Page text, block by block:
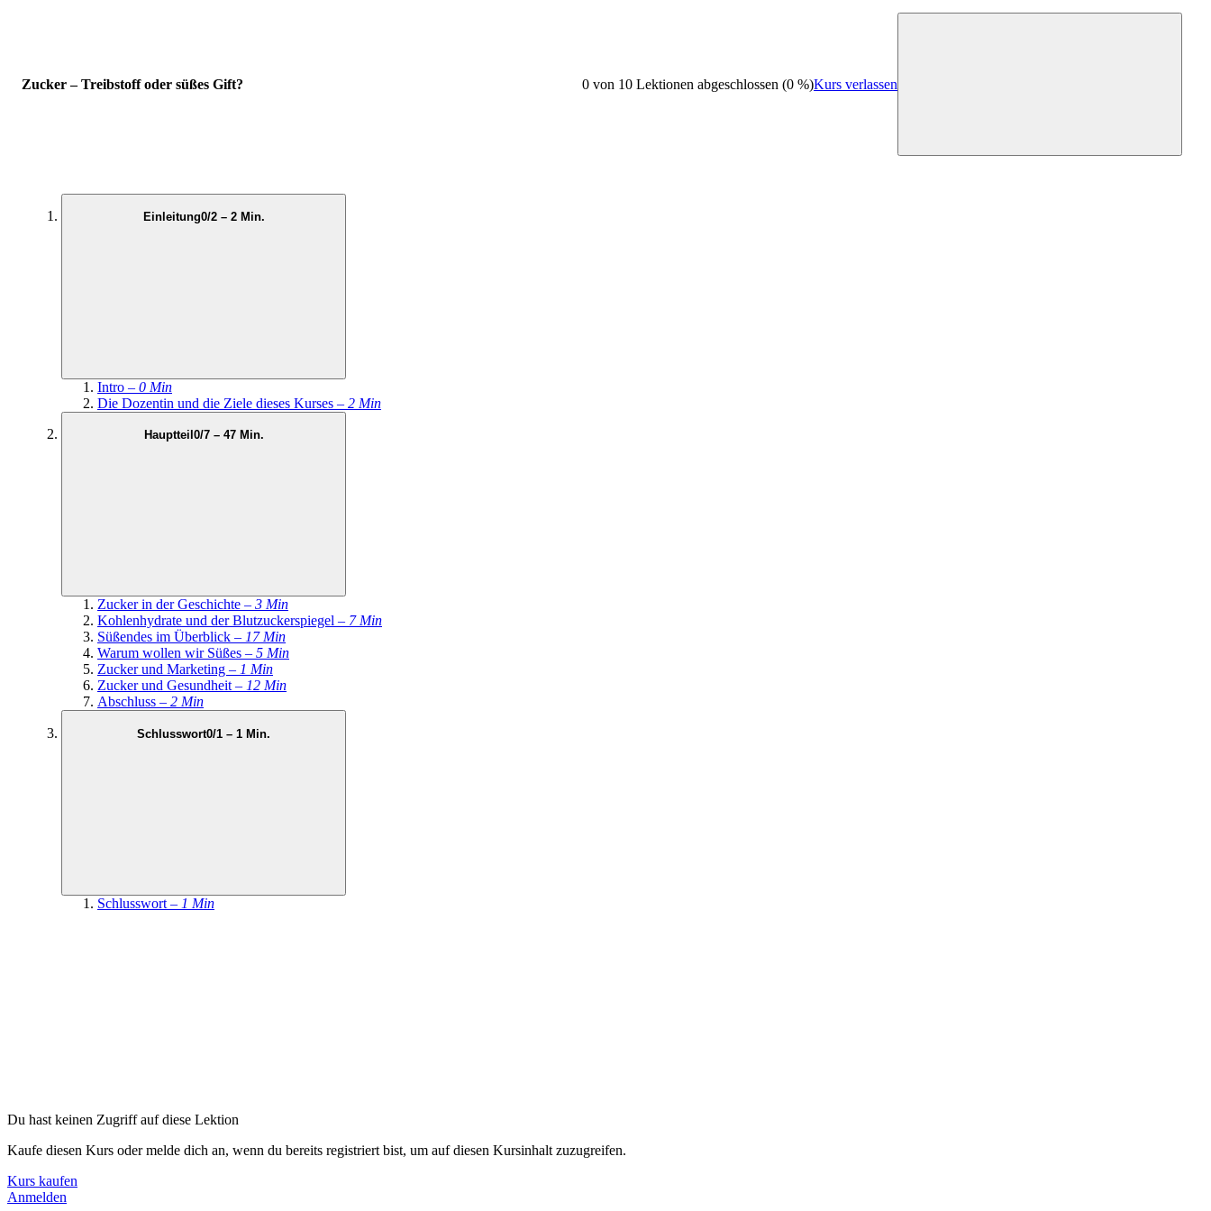
Zucker – Treibstoff oder süßes Gift? 0 von 10 Lektionen abgeschlossen (0 %)Kurs verlassen
Einleitung0/2 – 2 Min.
Intro – 0 Min
Die Dozentin und die Ziele dieses Kurses – 2 Min
Hauptteil 0/7 – 47 Min.
Zucker in der Geschichte – 3 Min
Kohlenhydrate und der Blutzuckerspiegel – 7 Min
Süßendes im Überblick – 17 Min
Warum wollen wir Süßes – 5 Min
Zucker und Marketing – 1 Min
Zucker und Gesundheit – 12 Min
Abschluss – 2 Min
Schlusswort0/1 – 1 Min.
Schlusswort – 1 Min
Du hast keinen Zugriff auf diese Lektion
Kaufe diesen Kurs oder melde dich an, wenn du bereits registriert bist, um auf diesen Kursinhalt zuzugreifen.
Kurs kaufen
Anmelden